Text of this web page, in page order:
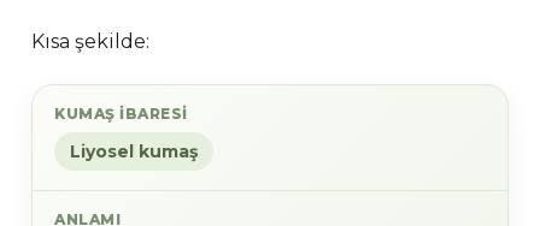
Kısa şekilde:
Liyosel kumaş